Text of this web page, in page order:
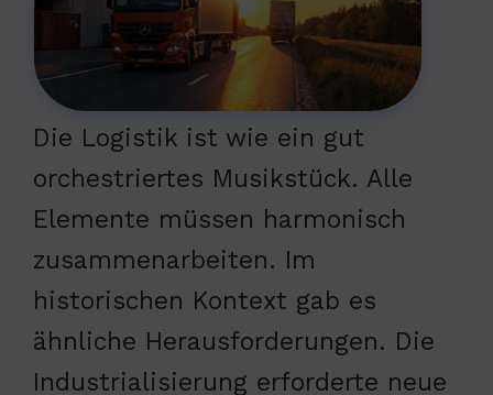
Die Logistik ist wie ein gut
orchestriertes Musikstück. Alle
Elemente müssen harmonisch
zusammenarbeiten. Im
historischen Kontext gab es
ähnliche Herausforderungen. Die
Industrialisierung erforderte neue